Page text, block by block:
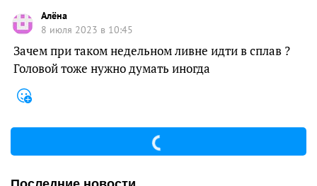
Алёна
8 июля 2023 в 10:45
Зачем при таком недельном ливне идти в сплав ?
Головой тоже нужно думать иногда